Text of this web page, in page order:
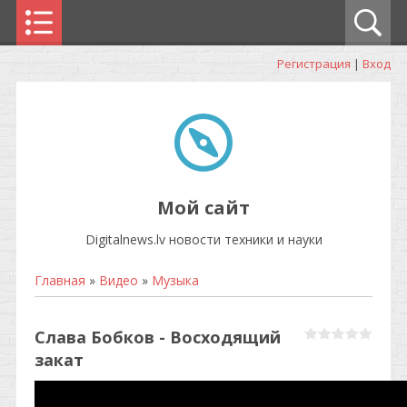
Регистрация | Вход
Мой сайт
Digitalnews.lv новости техники и науки
Главная » Видео » Музыка
Слава Бобков - Восходящий
закат